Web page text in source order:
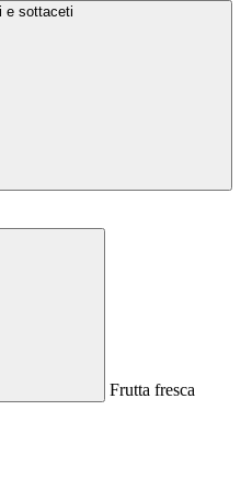
e sottaceti
Frutta fresca